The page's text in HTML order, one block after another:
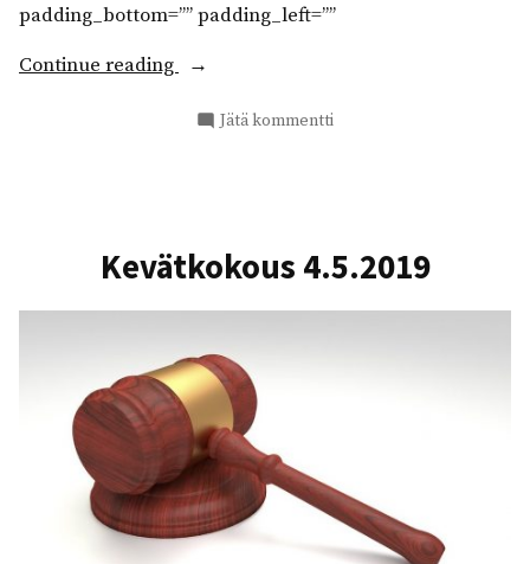
padding_bottom=”” padding_left=””
Continue reading
”Isäntäpalaveri”
Jätä kommenttiartikkeliin
Kevätkokous 4.5.2019